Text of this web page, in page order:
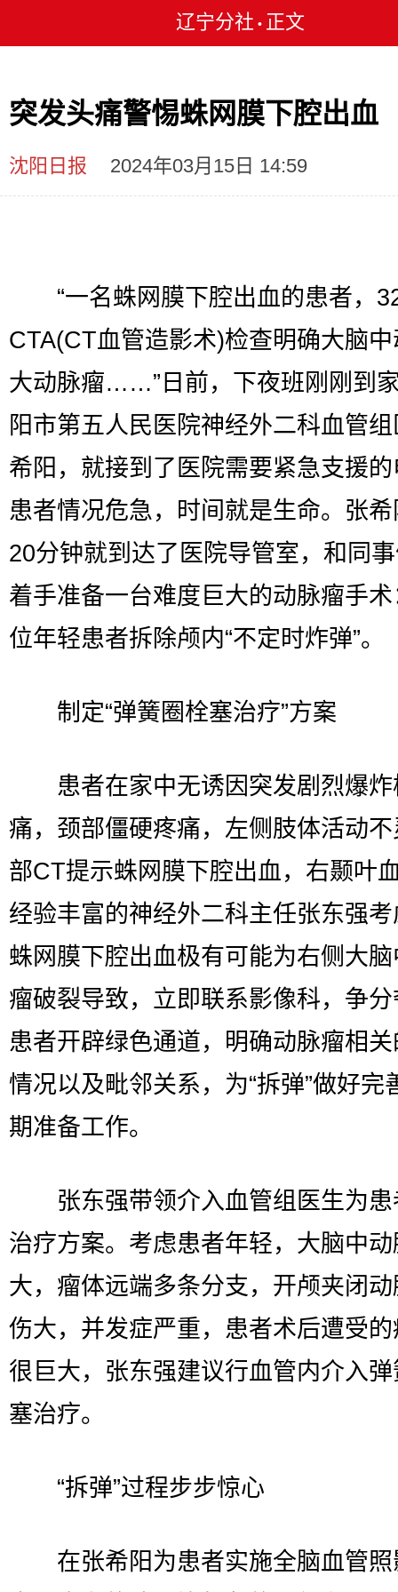
辽宁分社 • 正文
突发头痛警惕蛛网膜下腔出血
沈阳日报 2024年03月15日 14:59
“一名蛛网膜下腔出血的患者，
CTA(CT血管造影术)检查明确大脑
大动脉瘤……”日前，下夜班刚刚到
阳市第五人民医院神经外二科血管
希阳，就接到了医院需要紧急支援
患者情况危急，时间就是生命。张
20分钟就到达了医院导管室，和同
着手准备一台难度巨大的动脉瘤手
位年轻患者拆除颅内“不定时炸弹”。
制定“弹簧圈栓塞治疗”方案
患者在家中无诱因突发剧烈爆炸
痛，颈部僵硬疼痛，左侧肢体活动
部CT提示蛛网膜下腔出血，右颞叶
经验丰富的神经外二科主任张东强
蛛网膜下腔出血极有可能为右侧大
瘤破裂导致，立即联系影像科，争
患者开辟绿色通道，明确动脉瘤相
情况以及毗邻关系，为“拆弹”做好完
期准备工作。
张东强带领介入血管组医生为患
治疗方案。考虑患者年轻，大脑中
大，瘤体远端多条分支，开颅夹闭
伤大，并发症严重，患者术后遭受
很巨大，张东强建议行血管内介入
塞治疗。
“拆弹”过程步步惊心
在张希阳为患者实施全脑血管照